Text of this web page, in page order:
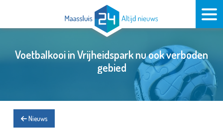
Voetbalkooi in Vrijheidspark nu ook verboden
gebied
Nieuws